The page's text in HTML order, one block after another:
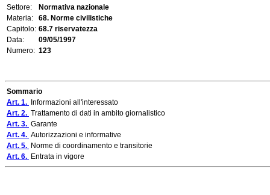
Settore:
Normativa nazionale
Materia:
68. Norme civilistiche
Capitolo: 68.7 riservatezza
Data:
09/05/1997
Numero: 123
Sommario
Art. 1.
Informazioni all'interessato
Art. 2. Trattamento di dati in ambito giornalistico
Art. 3. Garante
Art. 4. Autorizzazioni e informative
Art. 5. Norme di coordinamento e transitorie
Art. 6. Entrata in vigore